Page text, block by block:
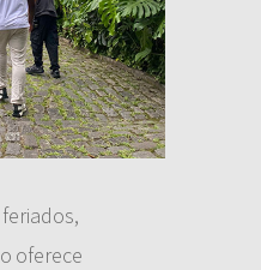
oferece